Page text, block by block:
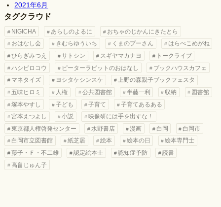
2021年6月
タグクラウド
NIGICHA あらしのよるに
おちゃのじかんにきたとら
おはなし会
きむらゆういち くまのプーさん
はらぺこめがね
ひらぎみつえ
サトシン スギヤマカナヨ
トークライブ
ハシビロコウ
ピーターラビットのおはなし
ブックハウスカフェ
マネタイズ
ヨシタケシンスケ
上野の森親子ブックフェスタ
五味ヒロミ
人権 公共図書館 半藤一利 収納
図書館
塚本やすし
子ども 子育て
子育てあるある
宮本えつよし
小説
映像研には手を出すな！
東京都人権啓発センター
水野書店 漫画 白岡
白岡市
白岡市立図書館
紙芝居 絵本 絵本の日
絵本専門士
藤子・Ｆ・不二雄
認定絵本士 認知症予防
読書
高畠じゅん子